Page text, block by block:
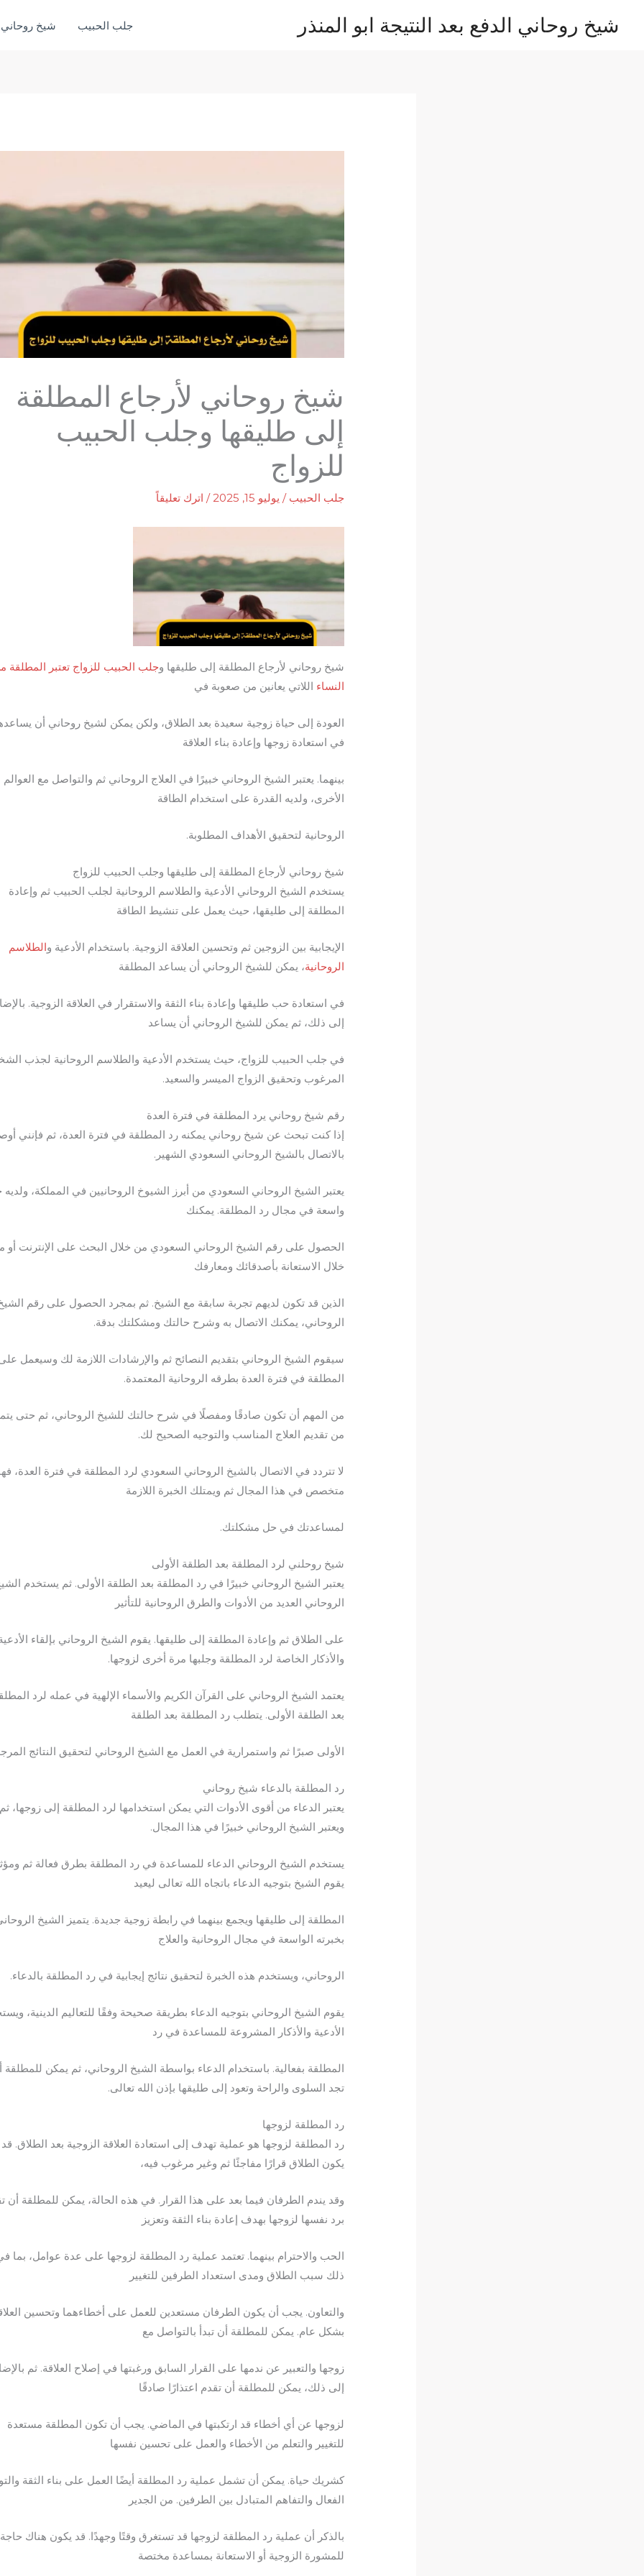
شيخ روحاني الدفع بعد النتيجة ابو المنذر جلب الحبيب شيخ روحاني
شيخ روحاني لأرجاع المطلقة
إلى طليقها وجلب الحبيب
للزواج
جلب الحبيب / يوليو 15, 2025 / اترك تعليقاً
شيخ روحاني لأرجاع المطلقة إلى طليقها وجلب الحبيب للزواج تعتبر المطلقة
النساء اللاتي يعانين من صعوبة في
العودة إلى حياة زوجية سعيدة بعد الطلاق، ولكن يمكن لشيخ روحاني أن
في استعادة زوجها وإعادة بناء العلاقة
بينهما. يعتبر الشيخ الروحاني خبيرًا في العلاج الروحاني ثم والتواصل مع العوالم
الأخرى، ولديه القدرة على استخدام الطاقة
الروحانية لتحقيق الأهداف المطلوبة.
شيخ روحاني لأرجاع المطلقة إلى طليقها وجلب الحبيب للزواج
يستخدم الشيخ الروحاني الأدعية والطلاسم الروحانية لجلب الحبيب ثم وإعادة
المطلقة إلى طليقها، حيث يعمل على تنشيط الطاقة
الإيجابية بين الزوجين ثم وتحسين العلاقة الزوجية. باستخدام الأدعية والطلاسم
الروحانية، يمكن للشيخ الروحاني أن يساعد المطلقة
في استعادة حب طليقها وإعادة بناء الثقة والاستقرار في العلاقة الزوجية.
إلى ذلك، ثم يمكن للشيخ الروحاني أن يساعد
في جلب الحبيب للزواج، حيث يستخدم الأدعية والطلاسم الروحانية لجذب
المرغوب وتحقيق الزواج الميسر والسعيد.
رقم شيخ روحاني يرد المطلقة في فترة العدة
إذا كنت تبحث عن شيخ روحاني يمكنه رد المطلقة في فترة العدة، ثم فإنني
بالاتصال بالشيخ الروحاني السعودي الشهير.
يعتبر الشيخ الروحاني السعودي من أبرز الشيوخ الروحانيين في المملكة، ولديه
واسعة في مجال رد المطلقة. يمكنك
الحصول على رقم الشيخ الروحاني السعودي من خلال البحث على الإنترنت أو
خلال الاستعانة بأصدقائك ومعارفك
الذين قد تكون لديهم تجربة سابقة مع الشيخ. ثم بمجرد الحصول على رقم
الروحاني، يمكنك الاتصال به وشرح حالتك ومشكلتك بدقة.
سيقوم الشيخ الروحاني بتقديم النصائح ثم والإرشادات اللازمة لك وسيعمل
المطلقة في فترة العدة بطرقه الروحانية المعتمدة.
من المهم أن تكون صادقًا ومفصلًا في شرح حالتك للشيخ الروحاني، ثم حتى
من تقديم العلاج المناسب والتوجيه الصحيح لك.
لا تتردد في الاتصال بالشيخ الروحاني السعودي لرد المطلقة في فترة العدة،
متخصص في هذا المجال ثم ويمتلك الخبرة اللازمة
لمساعدتك في حل مشكلتك.
شيخ روحلني لرد المطلقة بعد الطلقة الأولى
يعتبر الشيخ الروحاني خبيرًا في رد المطلقة بعد الطلقة الأولى. ثم يستخدم
الروحاني العديد من الأدوات والطرق الروحانية للتأثير
على الطلاق ثم وإعادة المطلقة إلى طليقها. يقوم الشيخ الروحاني بإلقاء
والأذكار الخاصة لرد المطلقة وجلبها مرة أخرى لزوجها.
يعتمد الشيخ الروحاني على القرآن الكريم والأسماء الإلهية في عمله لرد
بعد الطلقة الأولى. يتطلب رد المطلقة بعد الطلقة
الأولى صبرًا ثم واستمرارية في العمل مع الشيخ الروحاني لتحقيق النتائج
رد المطلقة بالدعاء شيخ روحاني
يعتبر الدعاء من أقوى الأدوات التي يمكن استخدامها لرد المطلقة إلى زوجها،
ويعتبر الشيخ الروحاني خبيرًا في هذا المجال.
يستخدم الشيخ الروحاني الدعاء للمساعدة في رد المطلقة بطرق فعالة ثم
يقوم الشيخ بتوجيه الدعاء باتجاه الله تعالى ليعيد
المطلقة إلى طليقها ويجمع بينهما في رابطة زوجية جديدة. يتميز الشيخ
بخبرته الواسعة في مجال الروحانية والعلاج
الروحاني، ويستخدم هذه الخبرة لتحقيق نتائج إيجابية في رد المطلقة بالدعاء.
يقوم الشيخ الروحاني بتوجيه الدعاء بطريقة صحيحة وفقًا للتعاليم الدينية،
الأدعية والأذكار المشروعة للمساعدة في رد
المطلقة بفعالية. باستخدام الدعاء بواسطة الشيخ الروحاني، ثم يمكن للمطلقة
تجد السلوى والراحة وتعود إلى طليقها بإذن الله تعالى.
رد المطلقة لزوجها
رد المطلقة لزوجها هو عملية تهدف إلى استعادة العلاقة الزوجية بعد الطلاق. قد
يكون الطلاق قرارًا مفاجئًا ثم وغير مرغوب فيه،
وقد يندم الطرفان فيما بعد على هذا القرار. في هذه الحالة، يمكن للمطلقة أن
برد نفسها لزوجها بهدف إعادة بناء الثقة وتعزيز
الحب والاحترام بينهما. تعتمد عملية رد المطلقة لزوجها على عدة عوامل، بما
ذلك سبب الطلاق ومدى استعداد الطرفين للتغيير
والتعاون. يجب أن يكون الطرفان مستعدين للعمل على أخطاءهما وتحسين
بشكل عام. يمكن للمطلقة أن تبدأ بالتواصل مع
زوجها والتعبير عن ندمها على القرار السابق ورغبتها في إصلاح العلاقة. ثم
إلى ذلك، يمكن للمطلقة أن تقدم اعتذارًا صادقًا
لزوجها عن أي أخطاء قد ارتكبتها في الماضي. يجب أن تكون المطلقة مستعدة
للتغيير والتعلم من الأخطاء والعمل على تحسين نفسها
كشريك حياة. يمكن أن تشمل عملية رد المطلقة أيضًا العمل على بناء الثقة
الفعال والتفاهم المتبادل بين الطرفين. من الجدير
بالذكر أن عملية رد المطلقة لزوجها قد تستغرق وقتًا وجهدًا. قد يكون هناك حاجة
للمشورة الزوجية أو الاستعانة بمساعدة مختصة